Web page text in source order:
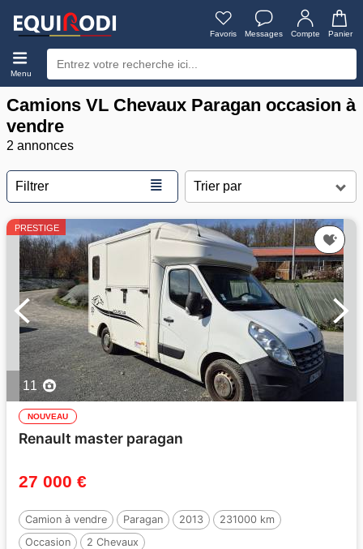
Favoris Messages Compte Panier
Menu
Camions VL Chevaux Paragan occasion à
vendre
2 annonces
Filtrer ≣
PRESTIGE
11
NOUVEAU
Renault master paragan
27 000 €
Camion à vendre Paragan 2013
231000 km
Occasion
2 Chevaux